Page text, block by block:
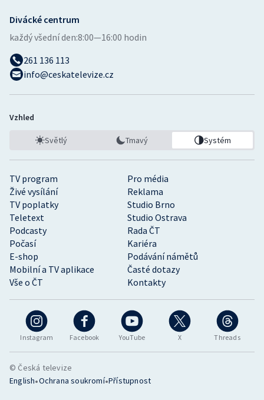
Ostatní
Instagram Facebook YouTube X Threads
TV program
Pro média
Živé vysílání
Reklama
TV poplatky
Studio Brno
Teletext
Studio Ostrava
Podcasty
Rada ČT
Počasí
Kariéra
E-shop
Podávání námětů
Mobilní a TV aplikace
Časté dotazy
Vše o ČT
Kontakty
Divácké centrum
každý všední den:8:00—16:00 hodin
261 136 113
info@ceskatelevize.cz
Vzhled
Světlý Tmavý Systém
© Česká televize
English•Ochrana soukromí•Přístupnost